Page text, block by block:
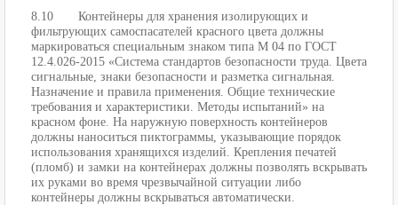
8.10 Контейнеры для хранения изолирующих и
фильтрующих самоспасателей красного цвета должны
маркироваться специальным знаком типа М 04 по ГОСТ
12.4.026-2015 «Система стандартов безопасности труда. Цвета
сигнальные, знаки безопасности и разметка сигнальная.
Назначение и правила применения. Общие технические
требования и характеристики. Методы испытаний» на
красном фоне. На наружную поверхность контейнеров
должны наноситься пиктограммы, указывающие порядок
использования хранящихся изделий. Крепления печатей
(пломб) и замки на контейнерах должны позволять вскрывать
их руками во время чрезвычайной ситуации либо
контейнеры должны вскрываться автоматически.